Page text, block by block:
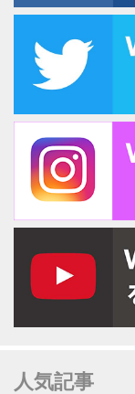
人気記事